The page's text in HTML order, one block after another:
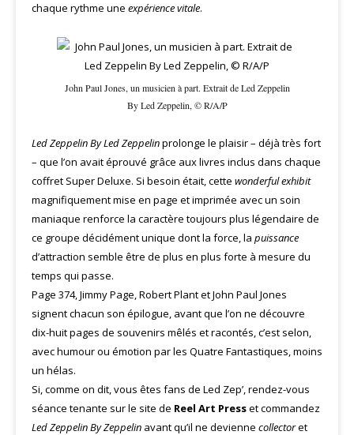
chaque rythme une expérience vitale.
John Paul Jones, un musicien à part. Extrait de Led Zeppelin
By Led Zeppelin, © R/A/P
Led Zeppelin By Led Zeppelinprolonge le plaisir – déjà très fort
– que l’on avait éprouvé grâce aux livres inclus dans chaque
coffret Super Deluxe. Si besoin était, cette wonderful exhibit
magnifiquement mise en page et imprimée avec un soin
maniaque renforce la caractère toujours plus légendaire de
ce groupe décidément unique dont la force, la puissance
d’attraction semble être de plus en plus forte à mesure du
temps qui passe.
Page 374, Jimmy Page, Robert Plant et John Paul Jones
signent chacun son épilogue, avant que l’on ne découvre
dix-huit pages de souvenirs mêlés et racontés, c’est selon,
avec humour ou émotion par les Quatre Fantastiques, moins
un hélas.
Si, comme on dit, vous êtes fans de Led Zep’, rendez-vous
séance tenante sur le site de Reel Art Presset commandez
Led Zeppelin By Zeppelin avant qu’il ne devienne collectoret